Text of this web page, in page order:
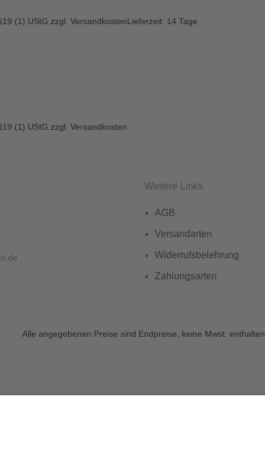
(1) UStG.zzgl. VersandkostenLieferzeit: 14 Tage
(1) UStG.zzgl. Versandkosten
Weitere Links
AGB
Versandarten
Widerrufsbelehrung
Zahlungsarten
Alle angegebenen Preise sind Endpreise, keine Mwst. enthalten.